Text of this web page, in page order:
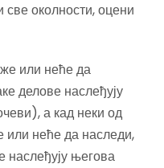
све околности, оцени
или неће да
делове наслеђују
а кад неки од
или неће да наследи,
наслеђују његова